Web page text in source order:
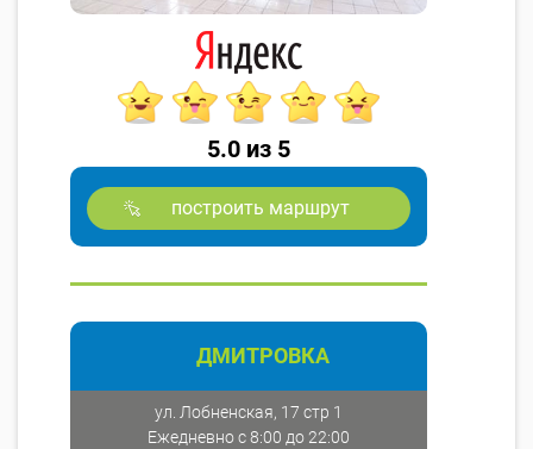
5.0 из 5
построить маршрут
ДМИТРОВКА
ул. Лобненская, 17 стр 1
Ежедневно с 8:00 до 22:00